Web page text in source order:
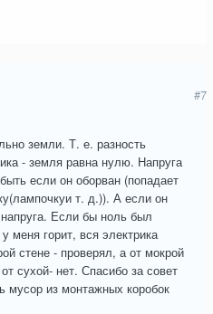
#7
земли. Т. е. разность
- земля равна нулю. Напруга
если он оборван (попадает
т. д.)). А если он
Если бы ноль был
меня горит, вся электрика
стене - проверял, а от мокрой
сухой- нет. Спасибо за совет
мусор из монтажных коробок